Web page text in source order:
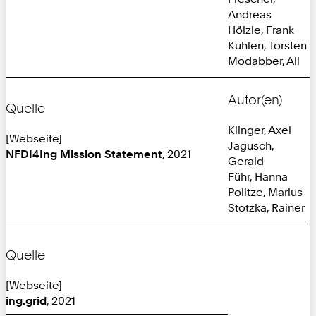
Andreas
Hölzle, Frank
Kuhlen, Torsten
Modabber, Ali
Quelle
[Webseite]
NFDI4Ing Mission Statement, 2021
Autor(en)
Klinger, Axel
Jagusch,
Gerald
Führ, Hanna
Politze, Marius
Stotzka, Rainer
Quelle
[Webseite]
ing.grid, 2021